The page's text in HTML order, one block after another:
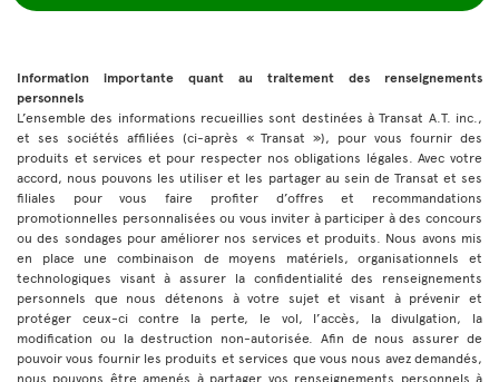
Information importante quant au traitement des renseignements
personnels
L’ensemble des informations recueillies sont destinées à Transat A.T. inc.,
et ses sociétés affiliées (ci-après « Transat »), pour vous fournir des
produits et services et pour respecter nos obligations légales. Avec votre
accord, nous pouvons les utiliser et les partager au sein de Transat et ses
filiales pour vous faire profiter d’offres et recommandations
promotionnelles personnalisées ou vous inviter à participer à des concours
ou des sondages pour améliorer nos services et produits. Nous avons mis
en place une combinaison de moyens matériels, organisationnels et
technologiques visant à assurer la confidentialité des renseignements
personnels que nous détenons à votre sujet et visant à prévenir et
protéger ceux-ci contre la perte, le vol, l’accès, la divulgation, la
modification ou la destruction non-autorisée. Afin de nous assurer de
pouvoir vous fournir les produits et services que vous nous avez demandés,
nous pouvons être amenés à partager vos renseignements personnels à